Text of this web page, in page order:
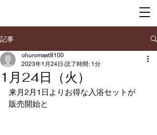
記事
1月24日（火）
ohuromast8100
2023年1月24日 読了時間: 1分
来月2月1日よりお得な入浴セットが
販売開始と